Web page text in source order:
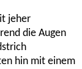
jeher
die Augen
hin mit einem